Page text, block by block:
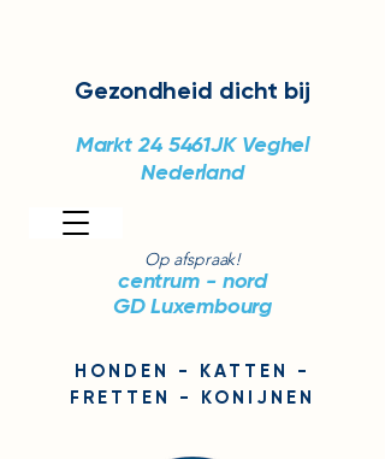
Op afspraak!
centrum - nord
GD Luxembourg
Gezondheid dicht bij
HONDEN - KATTEN -
FRETTEN - KONIJNEN
Markt 24 5461JK Veghel
Nederland